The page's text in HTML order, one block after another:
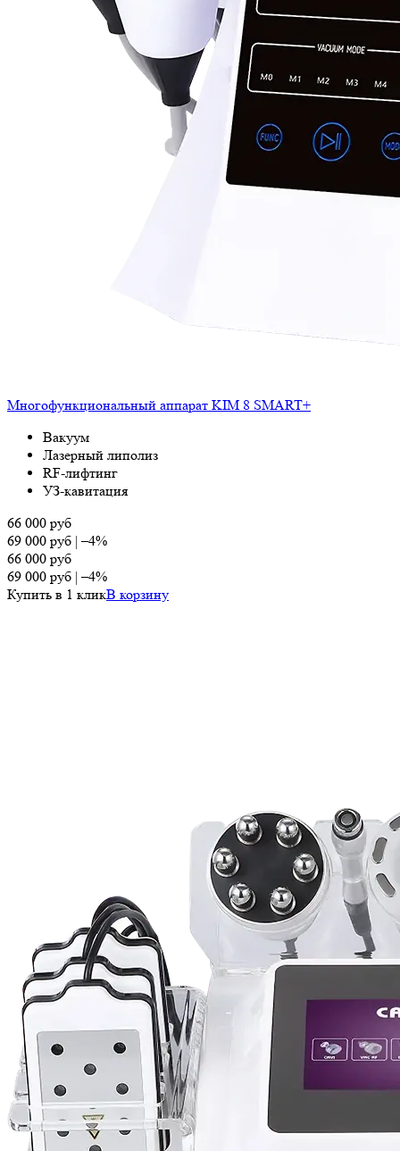
Многофункциональный аппарат KIM 8 SMART+
Вакуум
Лазерный липолиз
RF-лифтинг
УЗ-кавитация
66 000 руб
69 000 руб |–4%
66 000 руб
69 000 руб |–4%
Купить в 1 кликВ корзину